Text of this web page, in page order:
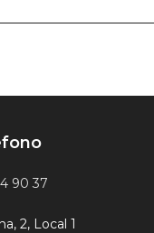
90 37
2, Local 1